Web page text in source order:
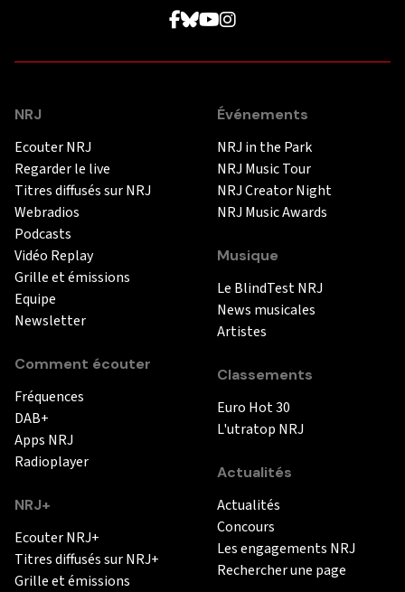
NRJ
Ecouter NRJ
Regarder le live
Titres diffusés sur NRJ
Webradios
Podcasts
Vidéo Replay
Grille et émissions
Equipe
Newsletter
Comment écouter
Fréquences
DAB+
Apps NRJ
Radioplayer
NRJ+
Ecouter NRJ+
Titres diffusés sur NRJ+
Grille et émissions
Événements
NRJ in the Park
NRJ Music Tour
NRJ Creator Night
NRJ Music Awards
Musique
Le BlindTest NRJ
News musicales
Artistes
Classements
Euro Hot 30
L'utratop NRJ
Actualités
Actualités
Concours
Les engagements NRJ
Rechercher une page